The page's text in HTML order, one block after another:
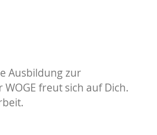
Ausbildung zur
freut sich auf Dich.